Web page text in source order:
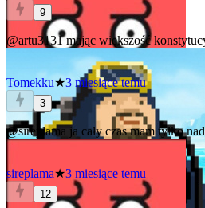
9
@artu3131mając większość
Tomekku★3 miesiące temu
3
@sireplama ja cały czas mam tylko
sireplama★3 miesiące temu
12